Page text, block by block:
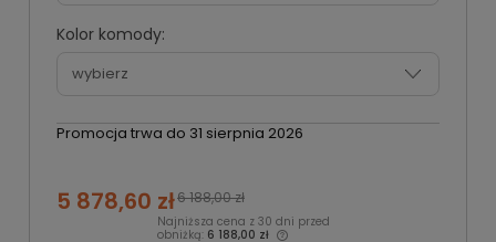
Kolor komody:
Promocja trwa do 31 sierpnia 2026
5 878,60 zł6 188,00 zł
Najniższa cena z 30 dni przed
obniżką: 6 188,00 zł